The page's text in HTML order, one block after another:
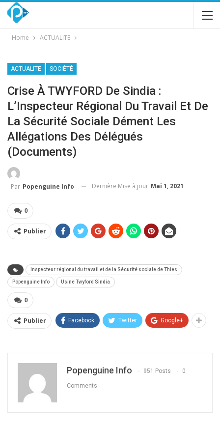
Home ACTUALITE
ACTUALITE SOCIÉTÉ
Crise À TWYFORD De Sindia :
L’Inspecteur Régional Du Travail Et De
La Sécurité Sociale Dément Les
Allégations Des Délégués
(documents)
Par Popenguine Info Dernière Mise à jour Mai 1, 2021
0
Publier
Inspecteur régional du travail et de la Sécurité sociale de Thies
Popenguine Info Usine Twyford Sindia
0
Publier Facebook Twitter Google+
Popenguine Info 951 Posts 0
Comments